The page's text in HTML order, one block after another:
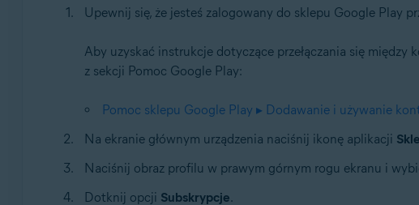
Upewnij się, że jesteś zalogowany do sklepu Google Play
Aby uzyskać instrukcje dotyczące przełączania się
z sekcji Pomoc Google Play:
Pomoc sklepu Google Play ▸ Dodawanie i używanie
Na ekranie głównym urządzenia naciśnij ikonę aplikacji
Naciśnij obraz profilu w prawym górnym rogu ekranu i
Dotknij opcji Subskrypcje.